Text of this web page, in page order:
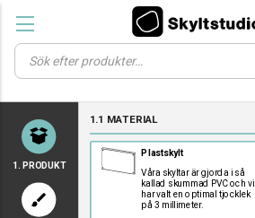
Products
search
1. PRODUKT
brush
1.1 MATERIAL
Plastskylt
Våra skyltar är gjorda i så
kallad skummad PVC och vi
har valt en optimal tjocklek
på 3 millimeter.